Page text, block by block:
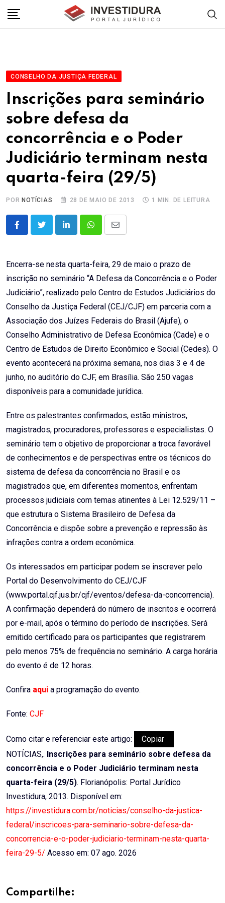
CONSELHO DA JUSTIÇA FEDERAL
Inscrições para seminário
sobre defesa da
concorrência e o Poder
Judiciário terminam nesta
quarta-feira (29/5)
POR NOTÍCIAS 28 DE MAIO DE 2013 1 MIN. DE LEITURA
LinkedInWhatsappShare
Email
Encerra-se nesta quarta-feira, 29 de maio o prazo de
inscrição no seminário “A Defesa da Concorrência e o Poder
Judiciário”, realizado pelo Centro de Estudos Judiciários do
Conselho da Justiça Federal (CEJ/CJF) em parceria com a
Associação dos Juízes Federais do Brasil (Ajufe), o
Conselho Administrativo de Defesa Econômica (Cade) e o
Centro de Estudos de Direito Econômico e Social (Cedes). O
evento acontecerá na próxima semana, nos dias 3 e 4 de
junho, no auditório do CJF, em Brasília. São 250 vagas
disponíveis para a comunidade jurídica.
Entre os palestrantes confirmados, estão ministros,
magistrados, procuradores, professores e especialistas. O
seminário tem o objetivo de proporcionar a troca favorável
de conhecimentos e de perspectivas entre os técnicos do
sistema de defesa da concorrência no Brasil e os
magistrados que, em diferentes momentos, enfrentam
processos judiciais com temas atinentes à Lei 12.529/11 –
que estrutura o Sistema Brasileiro de Defesa da
Concorrência e dispõe sobre a prevenção e repressão às
infrações contra a ordem econômica.
Os interessados em participar podem se inscrever pelo
Portal do Desenvolvimento do CEJ/CJF
(www.portal.cjf.jus.br/cjf/eventos/defesa-da-concorrencia).
A confirmação dependerá do número de inscritos e ocorrerá
por e-mail, após o término do período de inscrições. Será
emitido certificado para os participantes que registrarem
pelo menos 75% de frequência no seminário. A carga horária
do evento é de 12 horas.
Confira aqui a programação do evento.
Fonte: CJF
Como citar e referenciar este artigo:
Copiar
NOTÍCIAS,. Inscrições para seminário sobre defesa da
concorrência e o Poder Judiciário terminam nesta
quarta-feira (29/5). Florianópolis: Portal Jurídico
Investidura, 2013. Disponível em:
https://investidura.com.br/noticias/conselho-da-justica-
federal/inscricoes-para-seminario-sobre-defesa-da-
concorrencia-e-o-poder-judiciario-terminam-nesta-quarta-
feira-29-5/ Acesso em: 07 ago. 2026
Compartilhe: